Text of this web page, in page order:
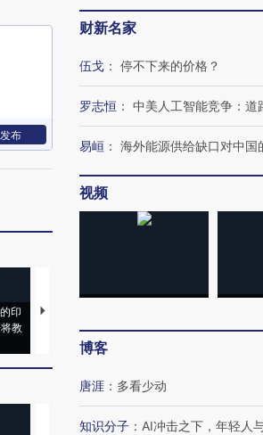
发布
印
教
视线｜“入侵”还是“人道危
机”？难民潮撕裂西班牙
飞地休达
128毫米 紧急转
财新名家
伍戈 ： 停不下来的价格？
罗志恒 ： 中美人工智能竞争：道
易峘 ： 海外能源供给缺口对中国
视频
博客
唐涯 ： 多看少动
知识分子 ： AI冲击之下，年轻人